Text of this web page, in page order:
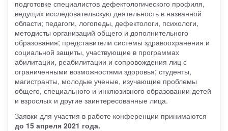
подготовке специалистов дефектологического профиля,
ведущих исследовательскую деятельность в названной
области; педагоги, логопеды, дефектологи, психологи,
методисты организаций общего и дополнительного
образования; представители системы здравоохранения и
социальной защиты, участвующие в программах
абилитации, реабилитации и сопровождения лиц с
ограниченными возможностями здоровья; студенты,
магистранты, молодые ученые, изучающие проблемы
общего, специального и инклюзивного образовании детей
и взрослых и другие заинтересованные лица.
Заявки для участия в работе конференции принимаются
до 15 апреля 2021 года.